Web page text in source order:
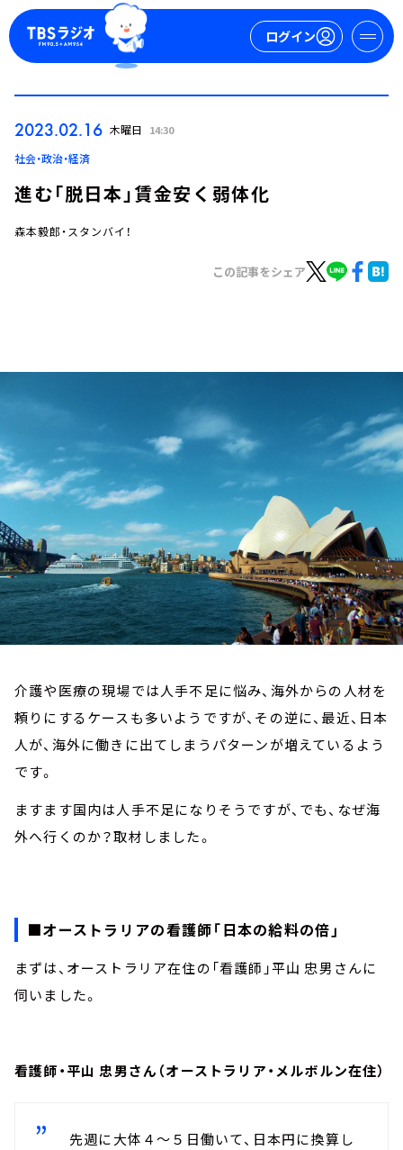
ログイン
トピックス
イベント・グッズ
YouTube
会社情報
2023.02.16 木曜日 14:30
社会・政治・経済
進む「脱日本」賃金安く弱体化
森本毅郎・スタンバイ！
この記事をシェア
介護や医療の現場では人手不足に悩み、海外からの人材を
頼りにするケースも多いようですが、その逆に、最近、日本
人が、海外に働きに出てしまうパターンが増えているよう
です。
ますます国内は人手不足になりそうですが、でも、なぜ海
外へ行くのか？取材しました。
■オーストラリアの看護師「日本の給料の倍」
まずは、オーストラリア在住の「看護師」平山 忠男さんに
伺いました。
看護師・平山 忠男さん（オーストラリア・メルボルン在住）
先週に大体４～５日働いて、日本円に換算し